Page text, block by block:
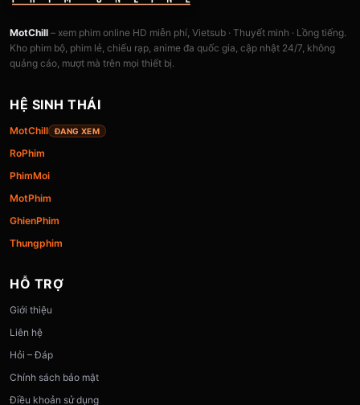
MotChill – xem phim online HD miễn phí, Vietsub · Thuyết minh · Lồng tiếng.
Kho phim bộ, phim lẻ, chiếu rạp, anime đa quốc gia, cập nhật 24/7, không
quảng cáo, mượt mà trên mọi thiết bị.
HỆ SINH THÁI
MotChill ĐANG XEM
RoPhim
PhimMoi
MotPhim
GhienPhim
Thungphim
HỖ TRỢ
Giới thiệu
Liên hệ
Hỏi – Đáp
Chính sách bảo mật
Điều khoản sử dụng